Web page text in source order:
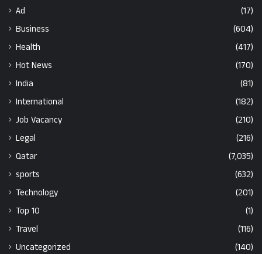
Ad
(17)
Business
(604)
Health
(417)
Hot News
(170)
India
(81)
International
(182)
Job Vacancy
(210)
Legal
(216)
Qatar
(7,035)
sports
(632)
Technology
(201)
Top 10
(1)
Travel
(116)
Uncategorized
(140)